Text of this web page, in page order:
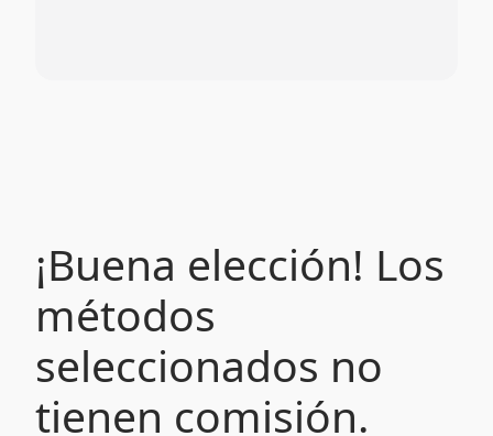
¡Buena elección! Los
métodos
seleccionados no
tienen comisión.